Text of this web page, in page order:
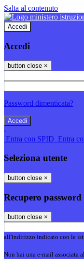
Salta al contenuto
Accedi
Accedi
button close ×
Password dimenticata?
-
Entra con SPID Entra
Seleziona utente
button close ×
Recupero password
button close ×
all'indirizzo indicato con le
Non hai una e-mail associata